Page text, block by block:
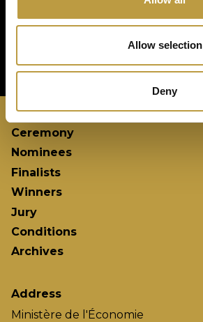
Allow selection
Deny
Ceremony
Nominees
Finalists
Winners
Jury
Conditions
Archives
Address
Ministère de l'Économie